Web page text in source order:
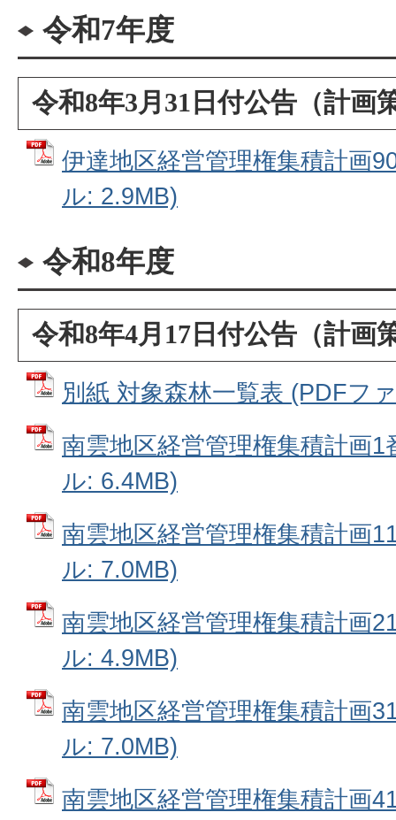
令和7年度
令和8年3月31日付公告（計画
伊達地区経営管理権集積計画
ル: 2.9MB)
令和8年度
令和8年4月17日付公告（計画
別紙 対象森林一覧表 (PDFフ
南雲地区経営管理権集積計画
ル: 6.4MB)
南雲地区経営管理権集積計画
ル: 7.0MB)
南雲地区経営管理権集積計画
ル: 4.9MB)
南雲地区経営管理権集積計画
ル: 7.0MB)
南雲地区経営管理権集積計画